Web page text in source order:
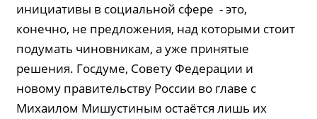
инициативы в социальной сфере - это,
конечно, не предложения, над которыми стоит
подумать чиновникам, а уже принятые
решения. Госдуме, Совету Федерации и
новому правительству России во главе с
Михаилом Мишустиным остаётся лишь их